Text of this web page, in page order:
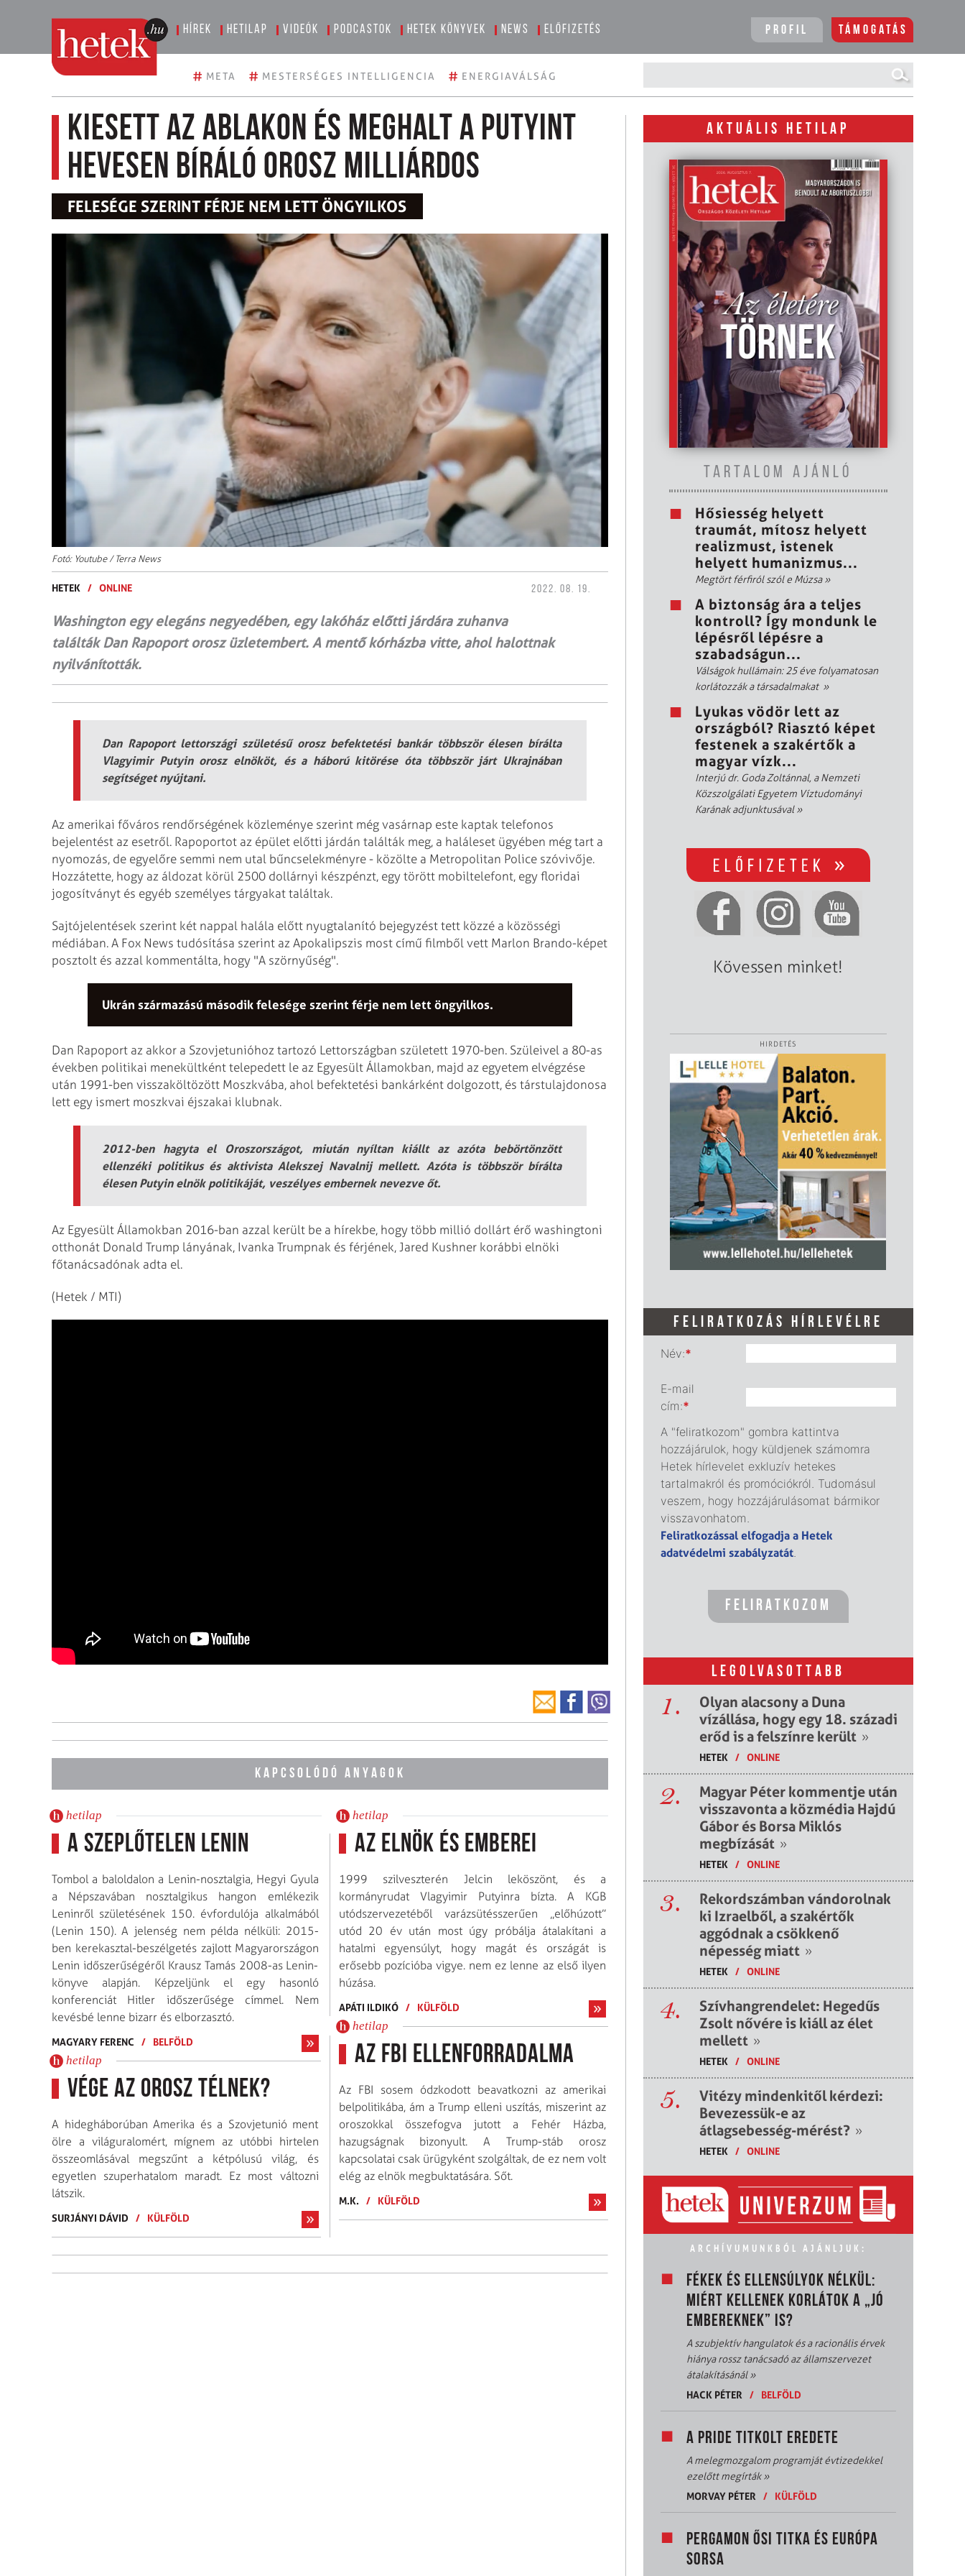
Hírek Hetilap Videók Podcastok Hetek könyvek News Előfizetés Profil Támogatás
# META # MESTERSÉGES INTELLIGENCIA # ENERGIAVÁLSÁG
Kiesett az ablakon és meghalt a Putyint
hevesen bíráló orosz milliárdos
FELESÉGE SZERINT FÉRJE NEM LETT ÖNGYILKOS
Fotó: Youtube / Terra News
HETEK / ONLINE 2022. 08. 19.
Washington egy elegáns negyedében, egy lakóház előtti járdára zuhanva
találták Dan Rapoport orosz üzletembert. A mentő kórházba vitte, ahol halottnak
nyilvánították.
Dan Rapoport lettországi születésű orosz befektetési bankár többször élesen bírálta
Vlagyimir Putyin orosz elnököt, és a háború kitörése óta többször járt Ukrajnában
segítséget nyújtani.
Az amerikai főváros rendőrségének közleménye szerint még vasárnap este kaptak telefonos
bejelentést az esetről. Rapoportot az épület előtti járdán találták meg, a haláleset ügyében még tart a
nyomozás, de egyelőre semmi nem utal bűncselekményre - közölte a Metropolitan Police szóvivője.
Hozzátette, hogy az áldozat körül 2500 dollárnyi készpénzt, egy törött mobiltelefont, egy floridai
jogosítványt és egyéb személyes tárgyakat találtak.
Sajtójelentések szerint két nappal halála előtt nyugtalanító bejegyzést tett közzé a közösségi
médiában. A Fox News tudósítása szerint az Apokalipszis most című filmből vett Marlon Brando-képet
posztolt és azzal kommentálta, hogy "A szörnyűség".
Ukrán származású második felesége szerint férje nem lett öngyilkos.
Dan Rapoport az akkor a Szovjetunióhoz tartozó Lettországban született 1970-ben. Szüleivel a 80-as
években politikai menekültként telepedett le az Egyesült Államokban, majd az egyetem elvégzése
után 1991-ben visszaköltözött Moszkvába, ahol befektetési bankárként dolgozott, és társtulajdonosa
lett egy ismert moszkvai éjszakai klubnak.
2012-ben hagyta el Oroszországot, miután nyíltan kiállt az azóta bebörtönzött
ellenzéki politikus és aktivista Alekszej Navalnij mellett. Azóta is többször bírálta
élesen Putyin elnök politikáját, veszélyes embernek nevezve őt.
Az Egyesült Államokban 2016-ban azzal került be a hírekbe, hogy több millió dollárt érő washingtoni
otthonát Donald Trump lányának, Ivanka Trumpnak és férjének, Jared Kushner korábbi elnöki
főtanácsadónak adta el.
(Hetek / MTI)
KAPCSOLÓDÓ ANYAGOK
hetilap
A szeplőtelen Lenin
Tombol a baloldalon a Lenin-nosztalgia, Hegyi Gyula
a Népszavában nosztalgikus hangon emlékezik
Leninről születésének 150. évfordulója alkalmából
(Lenin 150). A jelenség nem példa nélküli: 2015-
ben kerekasztal-beszélgetés zajlott Magyarországon
Lenin időszerűségéről Krausz Tamás 2008-as Lenin-
könyve alapján. Képzeljünk el egy hasonló
konferenciát Hitler időszerűsége címmel. Nem
kevésbé lenne bizarr és elborzasztó.
MAGYARY FERENC / BELFÖLD
hetilap
Vége az orosz télnek?
A hidegháborúban Amerika és a Szovjetunió ment
ölre a világuralomért, mígnem az utóbbi hirtelen
összeomlásával megszűnt a kétpólusú világ, és
egyetlen szuperhatalom maradt. Ez most változni
látszik.
SURJÁNYI DÁVID / KÜLFÖLD
hetilap
Az elnök és emberei
1999 szilveszterén Jelcin leköszönt, és a
kormányrudat Vlagyimir Putyinra bízta. A KGB
utódszervezetéből varázs­ütésszerűen „előhúzott”
utód 20 év után most úgy próbálja átalakítani a
hatalmi egyensúlyt, hogy magát és országát is
erősebb pozícióba vigye. nem ez lenne az első ilyen
húzása.
APÁTI ILDIKÓ / KÜLFÖLD
hetilap
Az FBI ellenforradalma
Az FBI sosem ódzkodott beavatkozni az amerikai
belpolitikába, ám a Trump elleni uszítás, miszerint az
oroszokkal összefogva jutott a Fehér Házba,
hazugságnak bizonyult. A Trump-stáb orosz
kapcsolatai csak ürügyként szolgáltak, de ez nem volt
elég az elnök megbuktatására. Sőt.
M.K. / KÜLFÖLD
AKTUÁLIS HETILAP
TARTALOM AJÁNLÓ
Hősiesség helyett
traumát, mítosz helyett
realizmust, istenek
helyett humanizmus...
Megtört férfiról szól e Múzsa»
A biztonság ára a teljes
kontroll? Így mondunk le
lépésről lépésre a
szabadságun...
Válságok hullámain: 25 éve folyamatosan
korlátozzák a társadalmakat »
Lyukas vödör lett az
országból? Riasztó képet
festenek a szakértők a
magyar vízk...
Interjú dr. Goda Zoltánnal, a Nemzeti
Közszolgálati Egyetem Víztudományi
Karának adjunktusával»
Kövessen minket!
HIRDETÉS
FELIRATKOZÁS HÍRLEVÉLRE
Név:*
E-mail
cím:*
A "feliratkozom" gombra kattintva
hozzájárulok, hogy küldjenek számomra
Hetek hírlevelet exkluzív hetekes
tartalmakról és promóciókról. Tudomásul
veszem, hogy hozzájárulásomat bármikor
visszavonhatom.
Feliratkozással elfogadja a Hetek
adatvédelmi szabályzatát
LEGOLVASOTTABB
1.
Olyan alacsony a Duna
vízállása, hogy egy 18. századi
erőd is a felszínre került »
HETEK / ONLINE
2.
Magyar Péter kommentje után
visszavonta a közmédia Hajdú
Gábor és Borsa Miklós
megbízását »
HETEK / ONLINE
3.
Rekordszámban vándorolnak
ki Izraelből, a szakértők
aggódnak a csökkenő
népesség miatt »
HETEK / ONLINE
4.
Szívhangrendelet: Hegedűs
Zsolt nővére is kiáll az élet
mellett »
HETEK / ONLINE
5.
Vitézy mindenkitől kérdezi:
Bevezessük-e az
átlagsebesség-mérést? »
HETEK / ONLINE
ARCHÍVUMUNKBÓL AJÁNLJUK:
FÉKEK ÉS ELLENSÚLYOK NÉLKÜL:
MIÉRT KELLENEK KORLÁTOK A „JÓ
EMBEREKNEK” IS?
A szubjektív hangulatok és a racionális érvek
hiánya rossz tanácsadó az államszervezet
átalakításánál»
HACK PÉTER
/ BELFÖLD
A PRIDE TITKOLT EREDETE
A melegmozgalom programját évtizedekkel
ezelőtt megírták»
MORVAY PÉTER
/ KÜLFÖLD
PERGAMON ŐSI TITKA ÉS EURÓPA
SORSA